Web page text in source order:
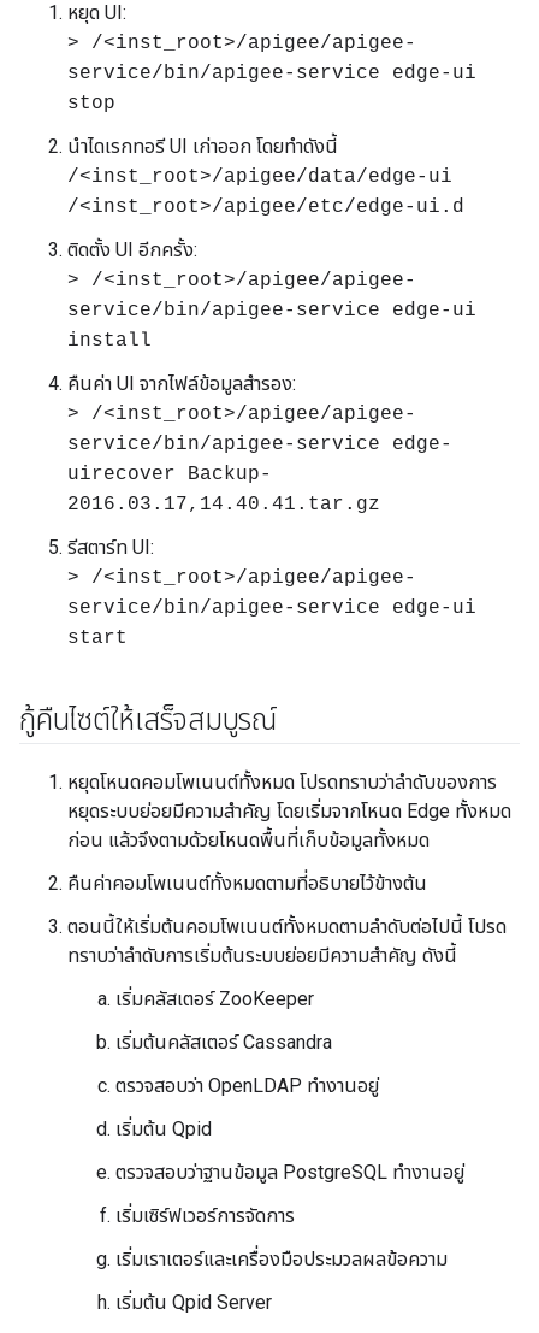
หยุด UI:
> /<inst_root>/apigee/apigee-
service/bin/apigee-service edge-ui
stop
นำไดเรกทอรี UI เก่าออก โดยทำดังนี้
/<inst_root>/apigee/data/edge-ui
/<inst_root>/apigee/etc/edge-ui.d
ติดตั้ง UI อีกครั้ง:
> /<inst_root>/apigee/apigee-
service/bin/apigee-service edge-ui
install
คืนค่า UI จากไฟล์ข้อมูลสำรอง:
> /<inst_root>/apigee/apigee-
service/bin/apigee-service edge-
uirecover Backup-
2016.03.17,14.40.41.tar.gz
รีสตาร์ท UI:
> /<inst_root>/apigee/apigee-
service/bin/apigee-service edge-ui
start
กู้คืนไซต์ให้เสร็จสมบูรณ์
หยุดโหนดคอมโพเนนต์ทั้งหมด โปรดทราบว่าลำดับของการ
หยุดระบบย่อยมีความสำคัญ โดยเริ่มจากโหนด Edge ทั้งหมด
ก่อน แล้วจึงตามด้วยโหนดพื้นที่เก็บข้อมูลทั้งหมด
คืนค่าคอมโพเนนต์ทั้งหมดตามที่อธิบายไว้ข้างต้น
ตอนนี้ให้เริ่มต้นคอมโพเนนต์ทั้งหมดตามลำดับต่อไปนี้ โปรด
ทราบว่าลำดับการเริ่มต้นระบบย่อยมีความสำคัญ ดังนี้
เริ่มคลัสเตอร์ ZooKeeper
เริ่มต้นคลัสเตอร์ Cassandra
ตรวจสอบว่า OpenLDAP ทำงานอยู่
เริ่มต้น Qpid
ตรวจสอบว่าฐานข้อมูล PostgreSQL ทำงานอยู่
เริ่มเซิร์ฟเวอร์การจัดการ
เริ่มเราเตอร์และเครื่องมือประมวลผลข้อความ
เริ่มต้น Qpid Server